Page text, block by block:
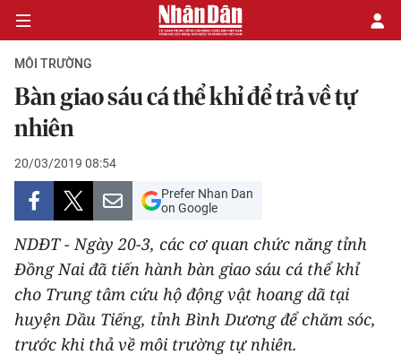
CHÍNH TRỊ
KINH TẾ
VĂN HÓA
XÃ HỘI
PHÁP LUẬT
DU LỊCH
MÔI TRƯỜNG
Bàn giao sáu cá thể khỉ để trả về tự
nhiên
20/03/2019 08:54
Prefer Nhan Dan
on Google
NDĐT - Ngày 20-3, các cơ quan chức năng tỉnh
Đồng Nai đã tiến hành bàn giao sáu cá thể khỉ
cho Trung tâm cứu hộ động vật hoang dã tại
huyện Dầu Tiếng, tỉnh Bình Dương để chăm sóc,
trước khi thả về môi trường tự nhiên.